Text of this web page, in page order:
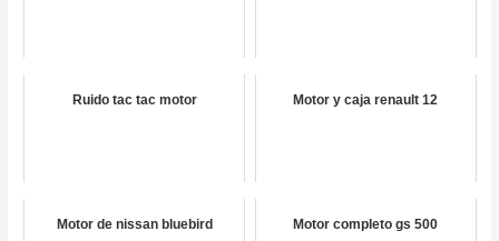
Ruido tac tac motor Motor y caja renault 12
Motor de nissan bluebird Motor completo gs 500